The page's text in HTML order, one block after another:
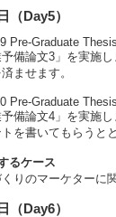
（Day5）
Pre-Graduate
予備論文3」を実施
ませます。
Pre-Graduate
予備論文4」を実施
トを書いてもらうと
るケース
りのマーケターに
（Day6）